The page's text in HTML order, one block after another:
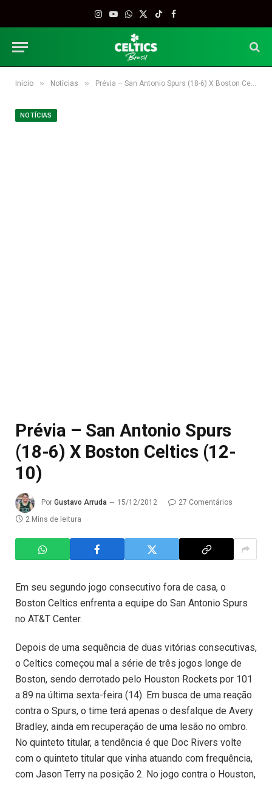
Instagram
YouTube
WhatsApp
X
TikTokFacebook
Início » Notícias » Prévia – San Antonio Spurs (18-6) X Boston Celtics (12-10)
NOTÍCIAS
Prévia – San Antonio Spurs
(18-6) X Boston Celtics (12-
10)
Por Gustavo Arruda 15/12/2012
27 Comentários
2 Mins de leitura
Em seu segundo jogo consecutivo fora de casa, o
Boston Celtics enfrenta a equipe do San Antonio Spurs
no AT&T Center.
Depois de uma sequência de duas vitórias consecutivas,
o Celtics começou mal a série de três jogos longe de
Boston, sendo derrotado pelo Houston Rockets por 101
a 89 na última sexta-feira (14). Em busca de uma reação
contra o Spurs, o time terá apenas o desfalque de Avery
Bradley, ainda em recuperação de uma lesão no ombro.
No quinteto titular, a tendência é que Doc Rivers volte
com o quinteto titular que vinha atuando com frequência,
com Jason Terry na posição 2. No jogo contra o Houston,